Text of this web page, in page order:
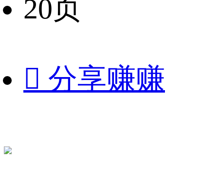
20页
 分享赚赚